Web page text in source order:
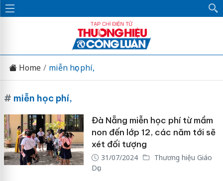
Home miễn học phí,
# miễn học phí,
Đà Nẵng miễn học phí từ mầm
non đến lớp 12, các năm tới sẽ
xét đối tượng
31/07/2024
Thương hiệu Giáo
Dục